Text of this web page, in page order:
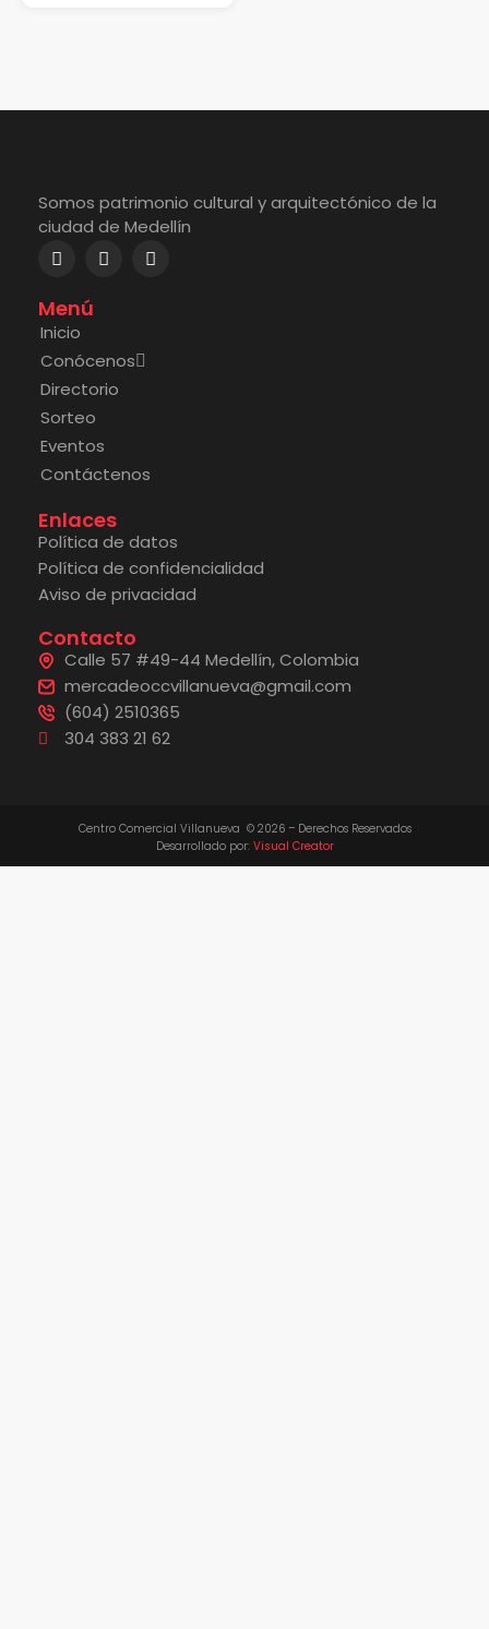
Somos patrimonio cultural y arquitectónico de la
ciudad de Medellín
Menú
Inicio
Conócenos
Directorio
Sorteo
Eventos
Contáctenos
Enlaces
Política de datos
Política de confidencialidad
Aviso de privacidad
Contacto
Calle 57 #49-44 Medellín, Colombia
mercadeoccvillanueva@gmail.com
(604) 2510365
304 383 21 62
Centro Comercial Villanueva © 2026 – Derechos Reservados
Desarrollado por: Visual Creator